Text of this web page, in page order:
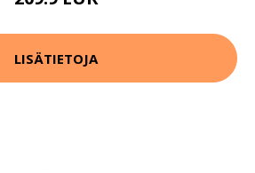
LISÄTIETOJA